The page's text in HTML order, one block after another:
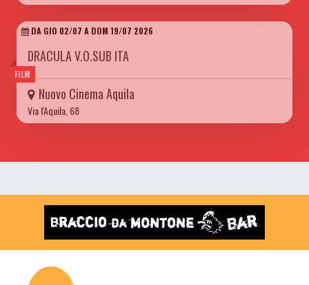
FILM
DA GIO 02/07 A DOM 19/07 2026
DRACULA V.O.SUB ITA
Nuovo Cinema Aquila
Via l'Aquila, 68